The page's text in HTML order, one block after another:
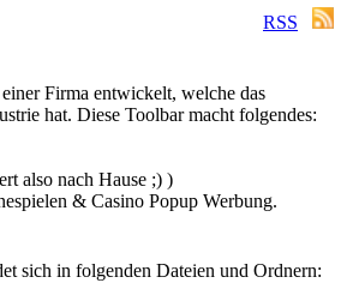
RSS
Firma entwickelt, welche das
hat. Diese Toolbar macht folgendes:
also nach Hause ;) )
& Casino Popup Werbung.
sich in folgenden Dateien und Ordnern: